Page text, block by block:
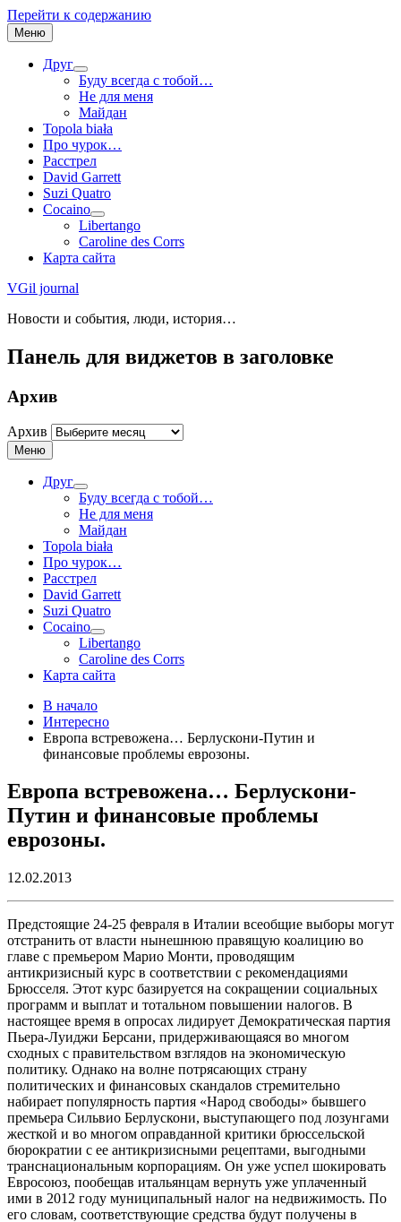
Перейти к содержанию
Меню
Друг
Буду всегда с тобой…
Не для меня
Майдан
Topola biała
Про чурок…
Расстрел
David Garrett
Suzi Quatro
Cocaino
Libertango
Caroline des Corrs
Карта сайта
VGil journal
Новости и события, люди, история…
Панель для виджетов в заголовке
Архив
Архив
Меню
Друг
Буду всегда с тобой…
Не для меня
Майдан
Topola biała
Про чурок…
Расстрел
David Garrett
Suzi Quatro
Cocaino
Libertango
Caroline des Corrs
Карта сайта
В начало
Интересно
Европа встревожена… Берлускони-Путин и
финансовые проблемы еврозоны.
Европа встревожена… Берлускони-
Путин и финансовые проблемы
еврозоны.
12.02.2013
Предстоящие 24-25 февраля в Италии всеобщие выборы могут
отстранить от власти нынешнюю правящую коалицию во
главе с премьером Марио Монти, проводящим
антикризисный курс в соответствии с рекомендациями
Брюсселя. Этот курс базируется на сокращении социальных
программ и выплат и тотальном повышении налогов. В
настоящее время в опросах лидирует Демократическая партия
Пьера-Луиджи Берсани, придерживающаяся во многом
сходных с правительством взглядов на экономическую
политику. Однако на волне потрясающих страну
политических и финансовых скандалов стремительно
набирает популярность партия «Народ свободы» бывшего
премьера Сильвио Берлускони, выступающего под лозунгами
жесткой и во многом оправданной критики брюссельской
бюрократии с ее антикризисными рецептами, выгодными
транснациональным корпорациям. Он уже успел шокировать
Евросоюз, пообещав итальянцам вернуть уже уплаченный
ими в 2012 году муниципальный налог на недвижимость. По
его словам, соответствующие средства будут получены в